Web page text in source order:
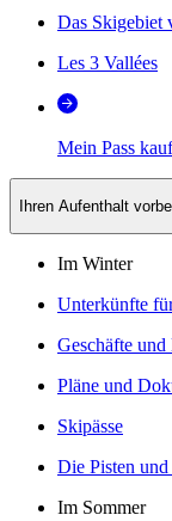
Das Skigebiet
Les 3 Vallées
Mein Pass
Ihren Aufenthalt
Im Winter
Unterkünfte
Geschäfte
Pläne und
Skipässe
Die Pisten
Im Sommer